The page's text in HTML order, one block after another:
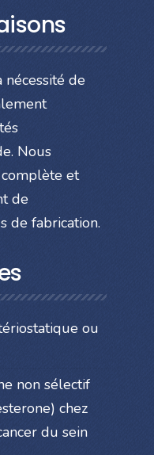
de
Nous
et
de
de fabrication.
ou
non sélectif
chez
du sein